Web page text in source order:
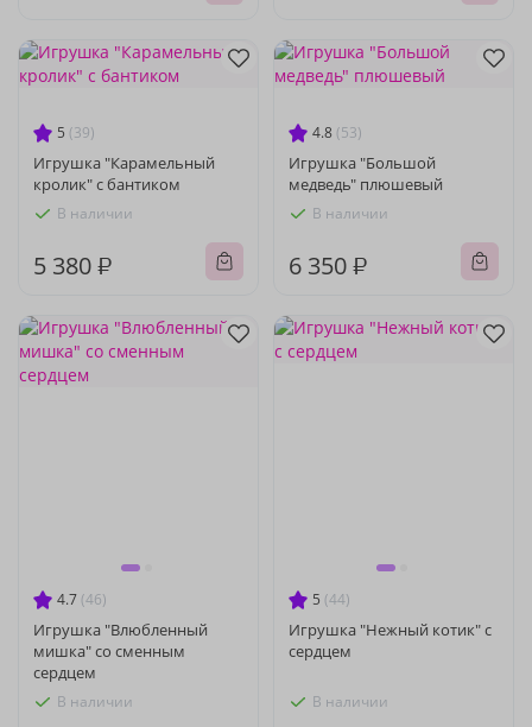
5 (39)
Игрушка "Карамельный
кролик" с бантиком
В наличии
5 380 ₽
4.8 (53)
Игрушка "Большой
медведь" плюшевый
В наличии
6 350 ₽
4.7 (46)
Игрушка "Влюбленный
мишка" со сменным
сердцем
В наличии
5 (44)
Игрушка "Нежный котик" с
сердцем
В наличии